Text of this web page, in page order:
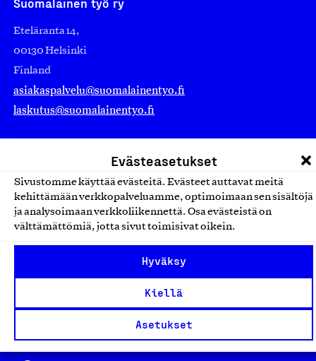
Evästeasetukset
Sivustomme käyttää evästeitä. Evästeet auttavat meitä
kehittämään verkkopalveluamme, optimoimaan sen sisältöjä
ja analysoimaan verkkoliikennettä. Osa evästeistä on
välttämättömiä, jotta sivut toimisivat oikein.
Hyväksy
Kiellä
Asetukset
Eteläranta 14,
00130 Helsinki
Finland
asiakaspalvelu@suomalainentyo.fi
laskutus@suomalainentyo.fi
Avainlippu
Yhteiskunnallinen Yritys -merkki